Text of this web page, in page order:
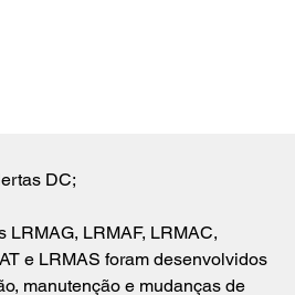
DC;
LRMAG, LRMAF, LRMAC,
e LRMAS foram desenvolvidos
manutenção e mudanças de